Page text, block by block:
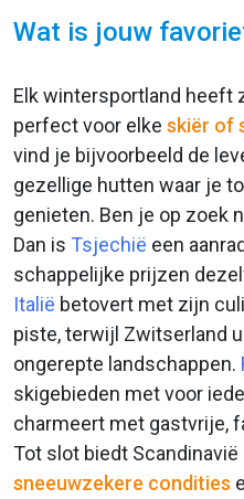
Wat is jouw
Elk wintersportland heeft
perfect voor elke skiër of
vind je bijvoorbeeld de
gezellige hutten waar je
genieten. Ben je op zoek
Dan is Tsjechië een
schappelijke prijzen
Italië betovert met zijn
piste, terwijl Zwitserland
ongerepte landschappen.
skigebieden met voor
charmeert met gastvrije,
Tot slot biedt
sneeuwzekere condities